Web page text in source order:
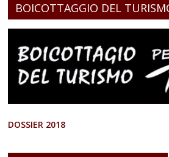
BOICOTTAGGIO DEL
DOSSIER 2018